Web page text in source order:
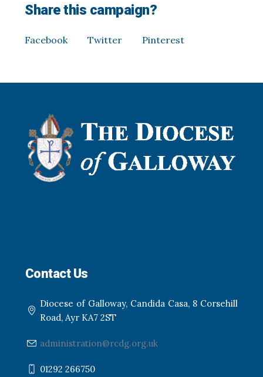
Share this campaign?
Facebook Twitter Pinterest
Contact Us
Diocese of Galloway, Candida Casa, 8 Corsehill
Road, Ayr KA7 2ST
administration@rcdg.org.uk
01292 266750